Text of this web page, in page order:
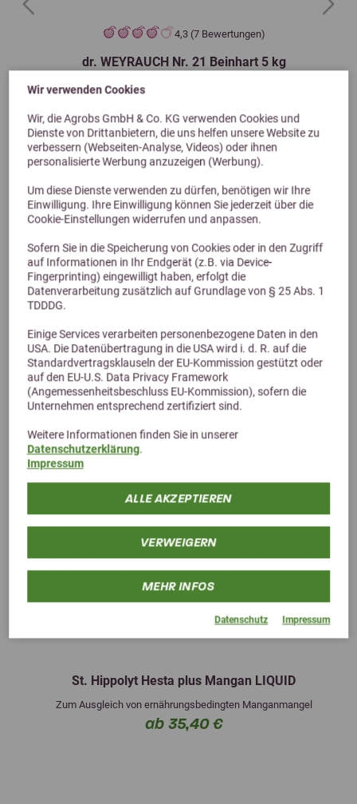
Wir verwenden Cookies
Wir, die Agrobs GmbH & Co. KG verwenden Cookies und
Dienste von Drittanbietern, die uns helfen unsere Website zu
verbessern (Webseiten-Analyse, Videos) oder ihnen
personalisierte Werbung anzuzeigen (Werbung).
Um diese Dienste verwenden zu dürfen, benötigen wir Ihre
Einwilligung. Ihre Einwilligung können Sie jederzeit über die
Cookie-Einstellungen widerrufen und anpassen.
Sofern Sie in die Speicherung von Cookies oder in den Zugriff
auf Informationen in Ihr Endgerät (z.B. via Device-
Fingerprinting) eingewilligt haben, erfolgt die
Datenverarbeitung zusätzlich auf Grundlage von § 25 Abs. 1
TDDDG.
Einige Services verarbeiten personenbezogene Daten in den
USA. Die Datenübertragung in die USA wird i. d. R. auf die
Standardvertragsklauseln der EU-Kommission gestützt oder
auf den EU-U.S. Data Privacy Framework
(Angemessenheitsbeschluss EU-Kommission), sofern die
Unternehmen entsprechend zertifiziert sind.
Weitere Informationen finden Sie in unserer
Datenschutzerklärung.
Impressum
ALLE AKZEPTIEREN
VERWEIGERN
MEHR INFOS
Datenschutz Impressum
4,3 (7 Bewertungen)
dr. WEYRAUCH Nr. 21 Beinhart 5 kg
Starke Knochen und Zähne
Previous Next
St. Hippolyt Hesta plus Mangan LIQUID
Zum Ausgleich von ernährungsbedingten Manganmangel
ab 35,40 €
Next